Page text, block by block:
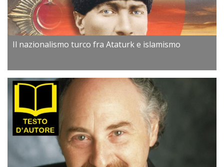
Il nazionalismo turco fra Ataturk e islamismo